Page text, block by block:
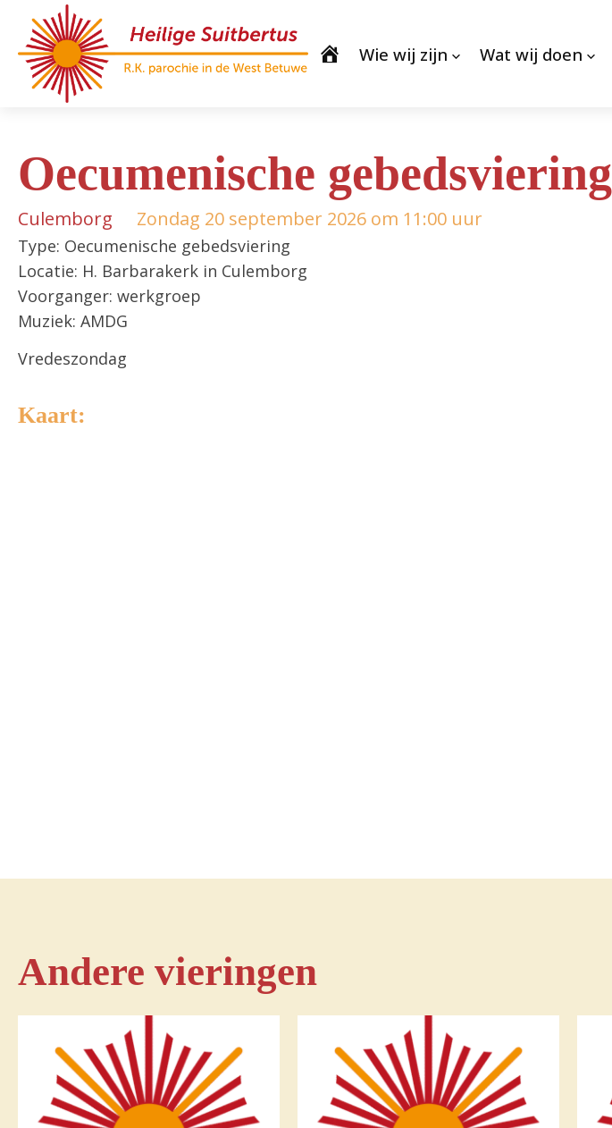
Wie wij zijn Wat wij doen
Oecumenische gebedsviering
Culemborg Zondag 20 september 2026 om 11:00 uur
Type: Oecumenische gebedsviering
Locatie: H. Barbarakerk in Culemborg
Voorganger: werkgroep
Muziek: AMDG
Vredeszondag
Kaart:
Andere vieringen